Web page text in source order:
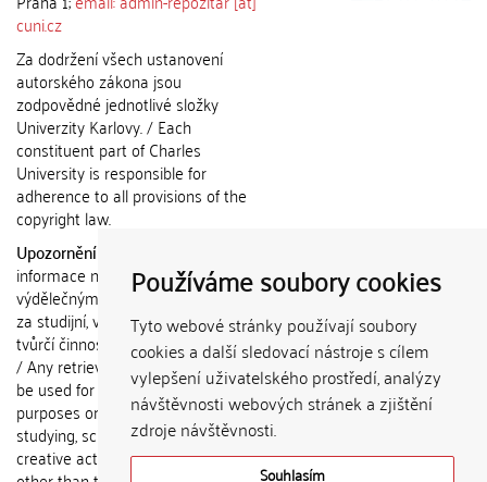
Používáme soubory cookies
Tyto webové stránky používají soubory
cookies a další sledovací nástroje s cílem
vylepšení uživatelského prostředí, analýzy
návštěvnosti webových stránek a zjištění
zdroje návštěvnosti.
Souhlasím
cuni.cz
Za dodržení všech ustanovení
autorského zákona jsou
zodpovědné jednotlivé složky
Univerzity Karlovy. / Each
constituent part of Charles
University is responsible for
adherence to all provisions of the
copyright law.
Upozornění / Notice:
informace nemohou být použity k
výdělečným účelům nebo vydávány
za studijní, vědeckou nebo jinou
tvůrčí činnost jiné osoby než autora.
/ Any retrieved information shall not
be used for any commercial
purposes or claimed as results of
studying, scientific or any other
creative activities of any person